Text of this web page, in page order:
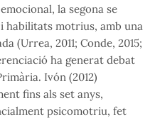
la segona se
habilitats motrius, amb una
(Urrea, 2011; Conde, 2015;
ha generat debat
Ivón (2012)
fins als set anys,
psicomotriu, fet